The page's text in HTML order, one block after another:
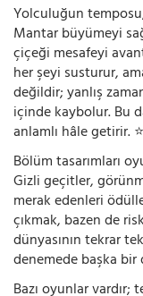
Yolculuğun
Mantar büyümeyi
çiçeği mesafeyi
her şeyi susturur,
değildir; yanlış
içinde kaybolur. Bu
anlamlı hâle getirir.
Bölüm tasarımları
Gizli geçitler,
merak edenleri
çıkmak, bazen de
dünyasının tekrar
denemede başka
Bazı oyunlar vardır;